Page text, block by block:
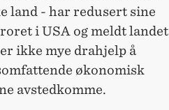
land - har redusert sine
i USA og meldt landet
ikke mye drahjelp å
økonomisk
avstedkomme.